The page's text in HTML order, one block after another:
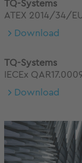
TQ-Systems
ATEX 2014/34/
Download
TQ-Systems
IECEx
Download